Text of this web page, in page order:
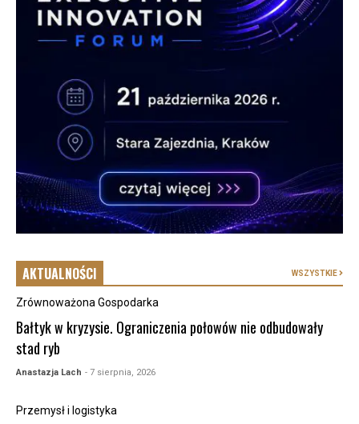
AKTUALNOŚCI WSZYSTKIE
Zrównoważona Gospodarka
Bałtyk w kryzysie. Ograniczenia połowów nie odbudowały
stad ryb
Anastazja Lach - 7 sierpnia, 2026
Przemysł i logistyka